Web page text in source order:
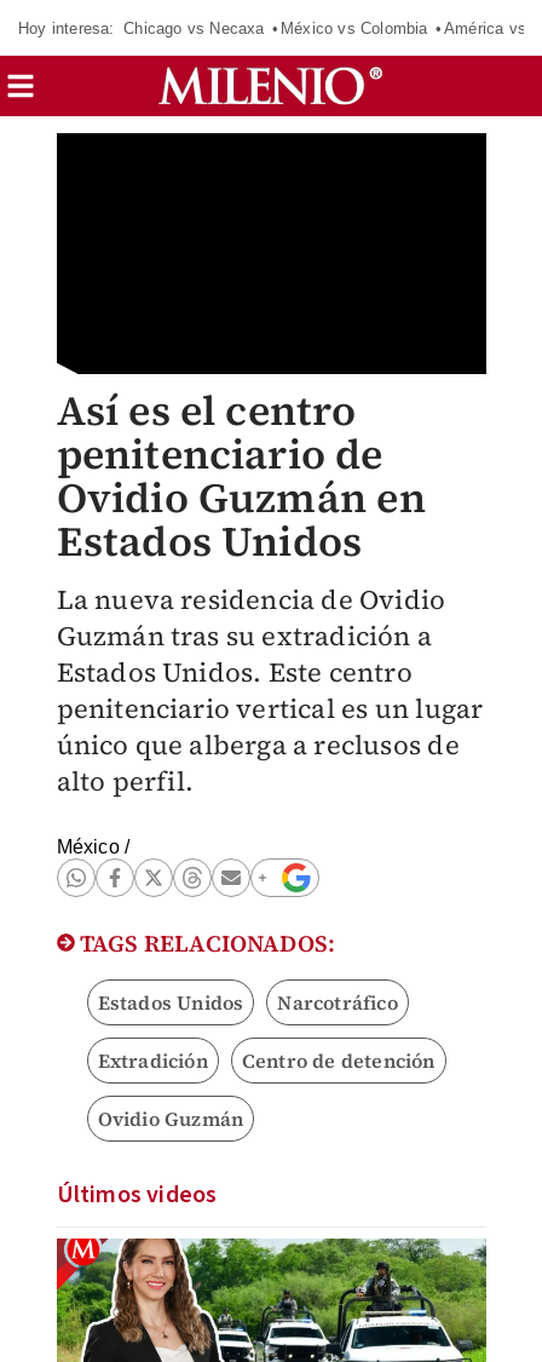
Hoy interesa: Chicago vs Necaxa México vs Colombia América vs
Así es el centro
penitenciario de
Ovidio Guzmán en
Estados Unidos
La nueva residencia de Ovidio
Guzmán tras su extradición a
Estados Unidos. Este centro
penitenciario vertical es un lugar
único que alberga a reclusos de
alto perfil.
México/
TAGS RELACIONADOS:
Estados Unidos Narcotráfico
Extradición Centro de detención
Ovidio Guzmán
Últimos videos